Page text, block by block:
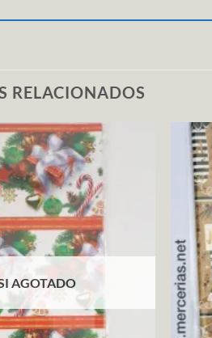
RELACIONADOS
AGOTADO